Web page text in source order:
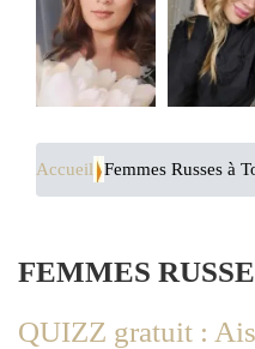
Accueil Femmes Russes à
FEMMES
QUIZZ gratuit :